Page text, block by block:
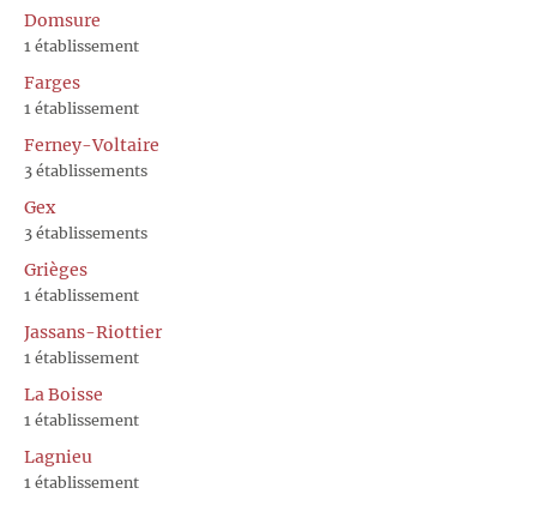
Domsure
1 établissement
Farges
1 établissement
Ferney-Voltaire
3 établissements
Gex
3 établissements
Grièges
1 établissement
Jassans-Riottier
1 établissement
La Boisse
1 établissement
Lagnieu
1 établissement